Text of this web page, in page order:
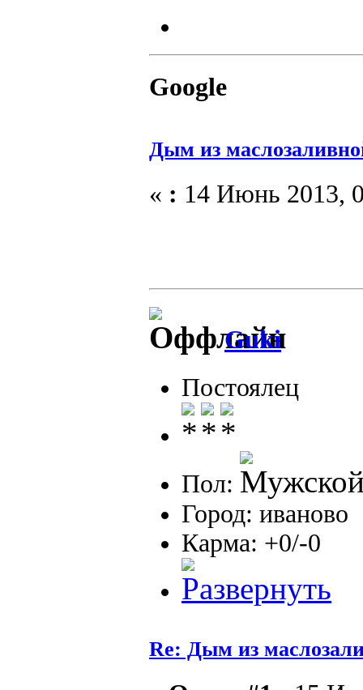
Google
Дым из
« : 14 Июнь 2013,
Guki
Постоялец
Пол:
Город: иваново
Карма: +0/-0
Re: Дым из